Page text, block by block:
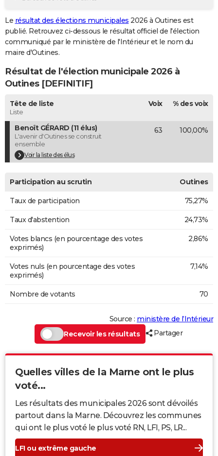
GUIDES D'ACHAT
BONS PLANS
CARTE DE VOEUX
Carte de Noël
Carte Bonne année
Carte Saint-Valentin
Carte Pâques
Carte d'anniversaire
DICTIONNAIRE
Dictionnaire
Biographies
Citations
Expressions
Proverbes
PROGRAMME TV
COPAINS D'AVANT
S'inscrire
Se connecter
Lycées
Collèges
Primaires
Universités
Entreprises
Service militaire
Avis de recherche
AVIS DE DÉCÈS
Bricolage
Lifestyle
Culture
Sport
Auto
Television
Voyage
Cinema
Le résultat des élections municipales 2026 à Outines est
publié. Retrouvez ci-dessous le résultat officiel de l'élection
communiqué par le ministère de l'Intérieur et le nom du
maire d'Outines.
Résultat de l'élection municipale 2026 à
Outines [DEFINITIF]
Tête de liste
Liste
Voix % des voix
Benoît GÉRARD (11 élus)
L'avenir d'Outines se construit
ensemble
Voir la liste des élus
63 100,00%
Participation au scrutin Outines
Taux de participation 75,27%
Taux d'abstention 24,73%
Votes blancs (en pourcentage des votes
exprimés)
2,86%
Votes nuls (en pourcentage des votes
exprimés)
7,14%
Nombre de votants 70
Source : ministère de l’Intérieur
Recevoir les résultats
Partager
Quelles villes de la Marne ont le plus
voté...
Les résultats des municipales 2026 sont dévoilés
partout dans la Marne. Découvrez les communes
qui ont le plus voté le plus voté RN, LFI, PS, LR...
LFI ou extrême gauche